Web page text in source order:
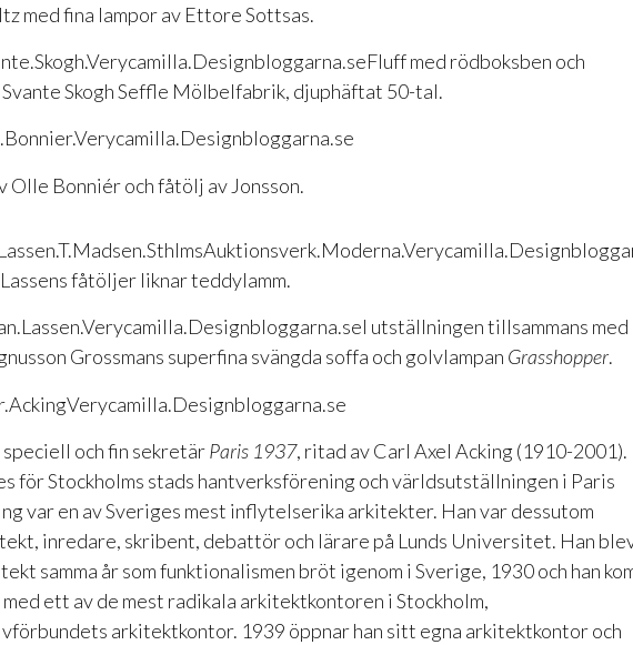
med fina lampor av Ettore Sottsas.
Fluff med rödboksben och
Svante Skogh Seffle Mölbelfabrik, djuphäftat 50-tal.
Olle Bonniér och fåtölj av Jonsson.
fåtöljer liknar teddylamm.
I utställningen tillsammans med
Grossmans superfina svängda soffa och golvlampan Grasshopper.
och fin sekretärParis 1937, ritad av Carl Axel Acking (1910-2001).
för Stockholms stads hantverksförening och världsutställningen i Paris
var en av Sveriges mest inflytelserika arkitekter. Han var dessutom
inredare, skribent, debattör och lärare på Lunds Universitet. Han
samma år som funktionalismen bröt igenom i Sverige, 1930 och han
ett av de mest radikala arkitektkontoren i Stockholm,
arkitektkontor. 1939 öppnar han sitt egna arkitektkontor och